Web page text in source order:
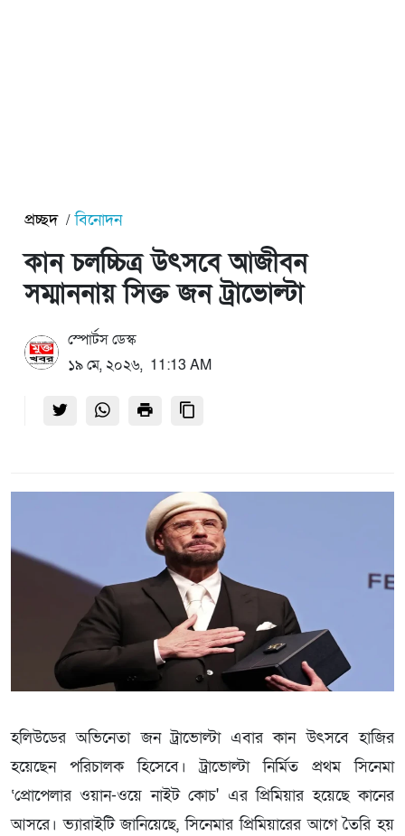
প্রচ্ছদ বিনোদন
কান চলচ্চিত্র উৎসবে আজীবন
সম্মাননায় সিক্ত জন ট্রাভোল্টা
স্পোর্টস ডেস্ক
১৯ মে, ২০২৬, 11:13 AM
হলিউডের অভিনেতা জন ট্রাভোল্টা এবার কান উৎসবে হাজির
হয়েছেন পরিচালক হিসেবে। ট্রাভোল্টা নির্মিত প্রথম সিনেমা
‘প্রোপেলার ওয়ান-ওয়ে নাইট কোচ' এর প্রিমিয়ার হয়েছে কানের
আসরে। ভ্যারাইটি জানিয়েছে, সিনেমার প্রিমিয়ারের আগে তৈরি হয়